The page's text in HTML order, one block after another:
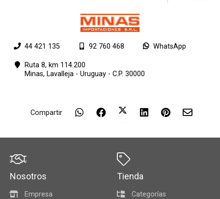
44 421 135 92 760 468 WhatsApp
Ruta 8, km 114.200
Minas, Lavalleja - Uruguay - C.P. 30000
Compartir
Nosotros
Empresa
Tienda
Categorías